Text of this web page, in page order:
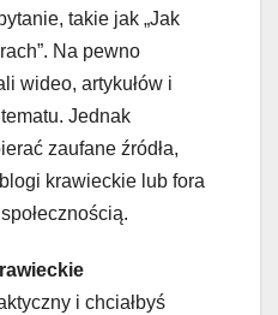
takie jak „Jak
Na pewno
wideo, artykułów i
Jednak
zaufane źródła,
krawieckie lub fora
i chciałbyś